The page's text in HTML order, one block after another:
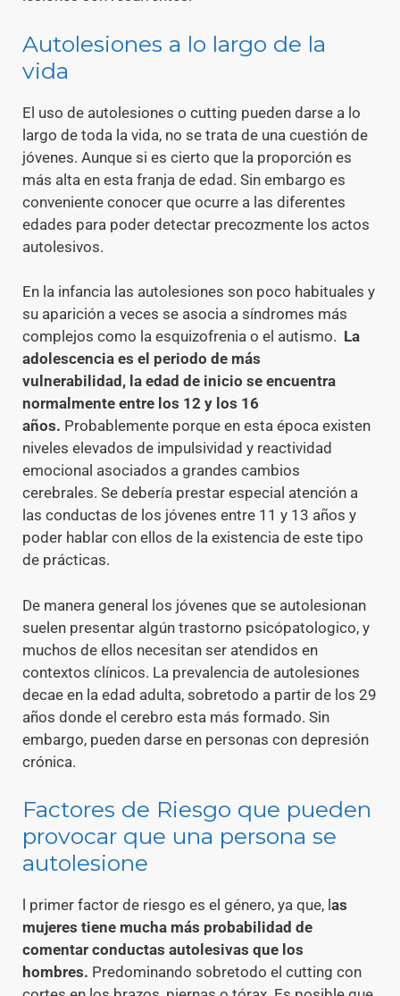
Autolesiones a lo largo de la
vida
El uso de autolesiones o cutting pueden darse a lo
largo de toda la vida, no se trata de una cuestión de
jóvenes. Aunque si es cierto que la proporción es
más alta en esta franja de edad. Sin embargo es
conveniente conocer que ocurre a las diferentes
edades para poder detectar precozmente los actos
autolesivos.
En la infancia las autolesiones son poco habituales y
su aparición a veces se asocia a síndromes más
complejos como la esquizofrenia o el autismo. La
adolescencia es el periodo de más
vulnerabilidad, la edad de inicio se encuentra
normalmente entre los 12 y los 16
años. Probablemente porque en esta época existen
niveles elevados de impulsividad y reactividad
emocional asociados a grandes cambios
cerebrales. Se debería prestar especial atención a
las conductas de los jóvenes entre 11 y 13 años y
poder hablar con ellos de la existencia de este tipo
de prácticas.
De manera general los jóvenes que se autolesionan
suelen presentar algún trastorno psicópatologico, y
muchos de ellos necesitan ser atendidos en
contextos clínicos. La prevalencia de autolesiones
decae en la edad adulta, sobretodo a partir de los 29
años donde el cerebro esta más formado. Sin
embargo, pueden darse en personas con depresión
crónica.
Factores de Riesgo que pueden
provocar que una persona se
autolesione
l primer factor de riesgo es el género, ya que, l as
mujeres tiene mucha más probabilidad de
comentar conductas autolesivas que los
hombres. Predominando sobretodo el cutting con